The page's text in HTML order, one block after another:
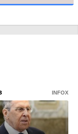
INFOX